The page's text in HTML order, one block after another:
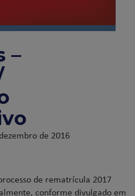
–
de 2016
de rematrícula 2017
conforme divulgado em